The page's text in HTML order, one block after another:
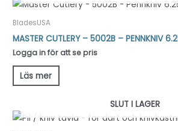
BladesUSA
MASTER CUTLERY – 5002B – PENNKNIV
Logga in för att se pris
Läs mer
SLUT I LAGER